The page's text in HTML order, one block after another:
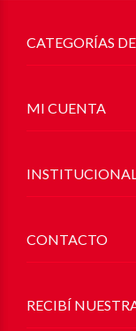
RECIBÍ
CATEGORÍAS
MI CUENTA
CONTACTO